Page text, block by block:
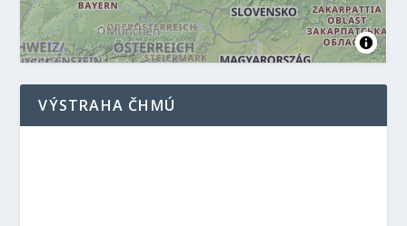
VÝSTRAHA ČHMÚ